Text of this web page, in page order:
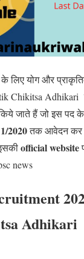
लिए योग और
Chikitsa
जाते हैं जो इस पद
2020तक आवेदन कर
official website
news
Adhikari